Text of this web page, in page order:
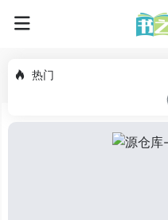
热门